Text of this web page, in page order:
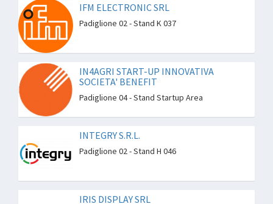
IFM ELECTRONIC SRL
Padiglione 02 - Stand K 037
IN4AGRI START-UP INNOVATIVA
SOCIETA' BENEFIT
Padiglione 04 - Stand Startup Area
INTEGRY S.R.L.
Padiglione 02 - Stand H 046
IRIS DISPLAY SRL